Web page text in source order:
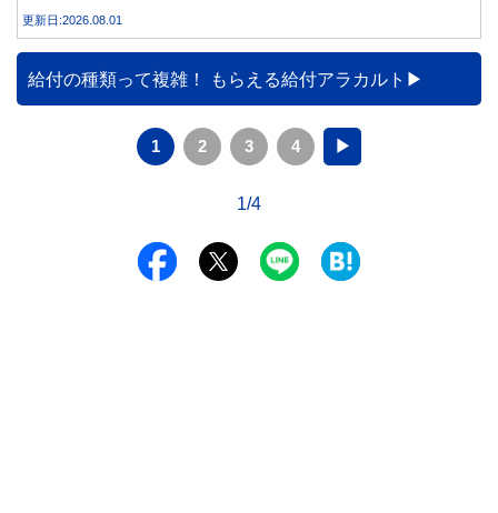
更新日:2026.08.01
給付の種類って複雑！ もらえる給付アラカルト
1 2 3 4 ▶
1/4